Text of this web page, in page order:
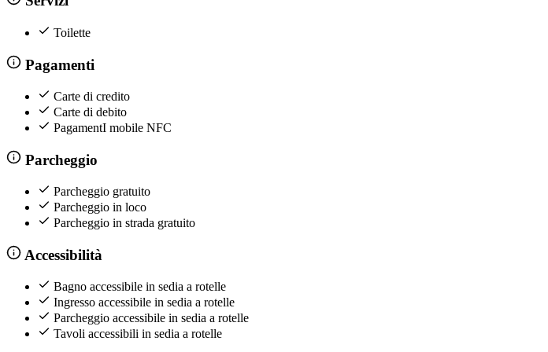
Toilette
Pagamenti
Carte di credito
Carte di debito
PagamentI mobile NFC
Parcheggio
Parcheggio gratuito
Parcheggio in loco
Parcheggio in strada gratuito
Accessibilità
Bagno accessibile in sedia a rotelle
Ingresso accessibile in sedia a rotelle
Parcheggio accessibile in sedia a rotelle
Tavoli accessibili in sedia a rotelle